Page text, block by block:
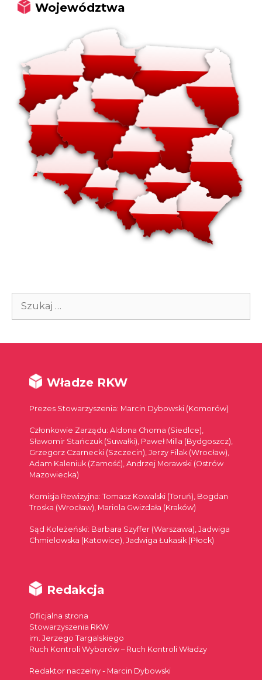
Województwa
Szukaj:
Władze RKW
Prezes Stowarzyszenia: Marcin Dybowski (Komorów)
Członkowie Zarządu: Aldona Choma (Siedlce),
Sławomir Stańczuk (Suwałki), Paweł Milla (Bydgoszcz),
Grzegorz Czarnecki (Szczecin), Jerzy Filak (Wrocław),
Adam Kaleniuk (Zamość), Andrzej Morawski (Ostrów
Mazowiecka)
Komisja Rewizyjna: Tomasz Kowalski (Toruń), Bogdan
Troska (Wrocław), Mariola Gwizdała (Kraków)
Sąd Koleżeński: Barbara Szyffer (Warszawa), Jadwiga
Chmielowska (Katowice), Jadwiga Łukasik (Płock)
Redakcja
Oficjalna strona
Stowarzyszenia RKW
im. Jerzego Targalskiego
Ruch Kontroli Wyborów – Ruch Kontroli Władzy
Redaktor naczelny - Marcin Dybowski